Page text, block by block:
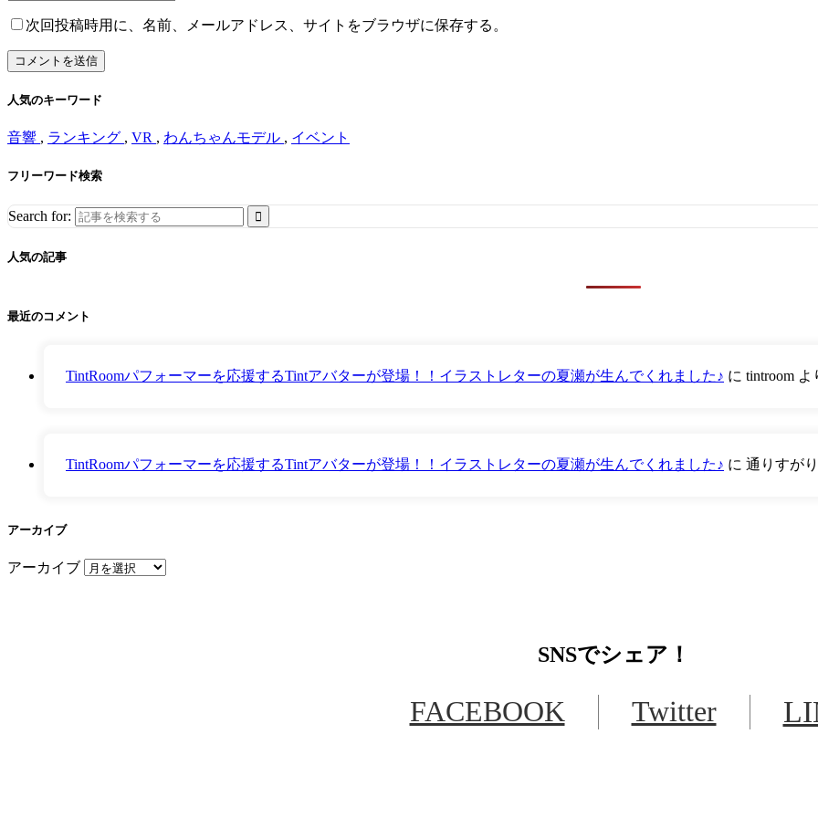
次回投稿時用に、名前、メールアドレス、サイトをブラウザに保存する。
人気のキーワード
音響 , ランキング , VR , わんちゃんモデル , イベント
フリーワード検索
Search for:
人気の記事
最近のコメント
TintRoomパフォーマーを応援するTintアバターが登場！！イラストレターの夏瀬が生んでくれました♪ に tintroom よ
TintRoomパフォーマーを応援するTintアバターが登場！！イラストレターの夏瀬が生んでくれました♪ に 通りすがり
アーカイブ
アーカイブ
SNSでシェア！
FACEBOOK Twitter